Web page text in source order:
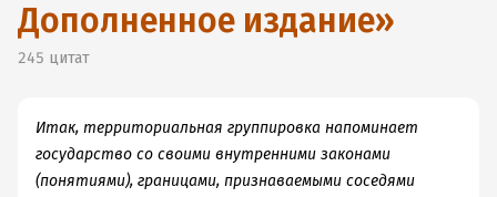
Дополненное издание»
245 цитат
Итак, территориальная группировка напоминает
государство со своими внутренними законами
(понятиями), границами, признаваемыми соседями